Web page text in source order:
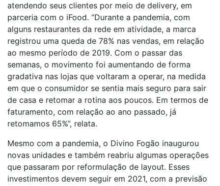
atendendo seus clientes por meio de delivery, em
parceria com o iFood. “Durante a pandemia, com
alguns restaurantes da rede em atividade, a marca
registrou uma queda de 78% nas vendas, em relação
ao mesmo período de 2019. Com o passar das
semanas, o movimento foi aumentando de forma
gradativa nas lojas que voltaram a operar, na medida
em que o consumidor se sentia mais seguro para sair
de casa e retomar a rotina aos poucos. Em termos de
faturamento, com relação ao ano passado, já
retomamos 65%”, relata.
Mesmo com a pandemia, o Divino Fogão inaugurou
novas unidades e também reabriu algumas operações
que passaram por reformulação de layout. Esses
investimentos devem seguir em 2021, com a previsão